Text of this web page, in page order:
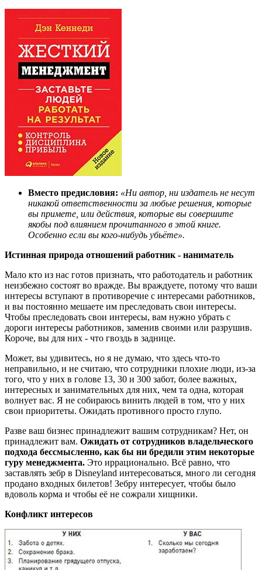
Вместо предисловия: «Ни автор, ни издатель не несут
никакой ответственности за любые решения, которые
вы примете, или действия, которые вы совершите
якобы под влиянием прочитанного в этой книге.
Особенно если вы кого-нибудь убьёте».
Истинная природа отношений работник - наниматель
Мало кто из нас готов признать, что работодатель и работник
неизбежно состоят во вражде. Вы враждуете, потому что ваши
интересы вступают в противоречие с интересами работников,
и вы постоянно мешаете им преследовать свои интересы.
Чтобы преследовать свои интересы, вам нужно убрать с
дороги интересы работников, заменив своими или разрушив.
Короче, вы для них - что гвоздь в заднице.
Может, вы удивитесь, но я не думаю, что здесь что-то
неправильно, и не считаю, что сотрудники плохие люди, из-за
того, что у них в голове 13, 30 и 300 забот, более важных,
интересных и занимательных для них, чем та одна, которая
волнует вас. Я не собираюсь винить людей в том, что у них
свои приоритеты. Ожидать противного просто глупо.
Разве ваш бизнес принадлежит вашим сотрудникам? Нет, он
принадлежит вам. Ожидать от сотрудников владельческого
подхода бессмысленно, как бы ни бредили этим некоторые
гуру менеджмента. Это иррационально. Всё равно, что
заставлять зебр в Disneyland интересоваться, много ли сегодня
продано входных билетов! Зебру интересует, чтобы было
вдоволь корма и чтобы её не сожрали хищники.
Конфликт интересов